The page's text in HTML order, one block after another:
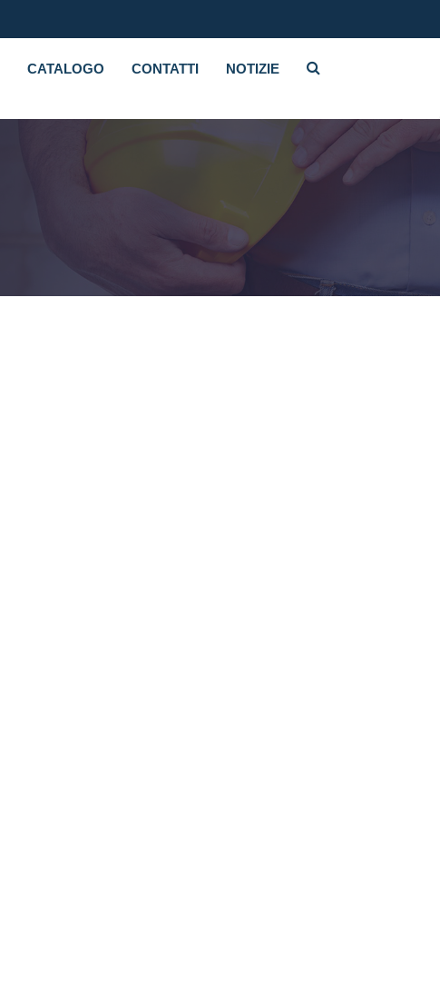
CATALOGO CONTATTI NOTIZIE